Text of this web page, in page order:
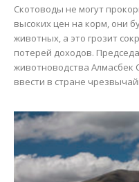
Скотоводы не могут
высоких цен на корм, они
животных, а это грозит
потерей доходов.
животноводства Алмасбек
ввести в стране